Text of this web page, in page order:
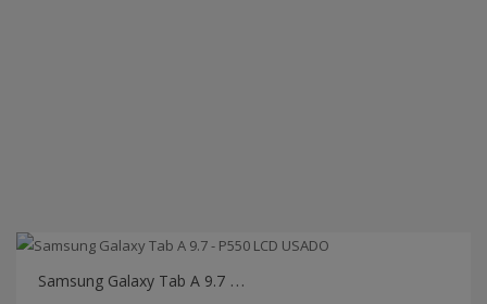
S
amsung Galaxy Tab A 9.7 - P550 LCD USADO